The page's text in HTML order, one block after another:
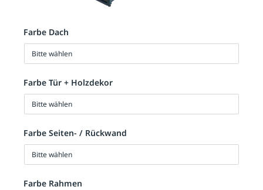
Farbe Dach
Bitte wählen
Farbe Tür + Holzdekor
Bitte wählen
Farbe Seiten- / Rückwand
Bitte wählen
Farbe Rahmen